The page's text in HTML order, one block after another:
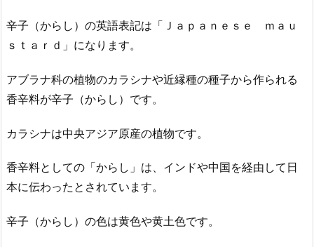
辛子（からし）の英語表記は「Ｊａｐａｎｅｓｅ ｍａｕ
ｓｔａｒｄ」になります。
アブラナ科の植物のカラシナや近縁種の種子から作られる
香辛料が辛子（からし）です。
カラシナは中央アジア原産の植物です。
香辛料としての「からし」は、インドや中国を経由して日
本に伝わったとされています。
辛子（からし）の色は黄色や黄土色です。